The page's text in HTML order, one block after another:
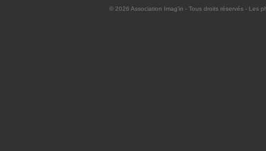
© 2026 Association Imag'in - Tous droits réservés - Les